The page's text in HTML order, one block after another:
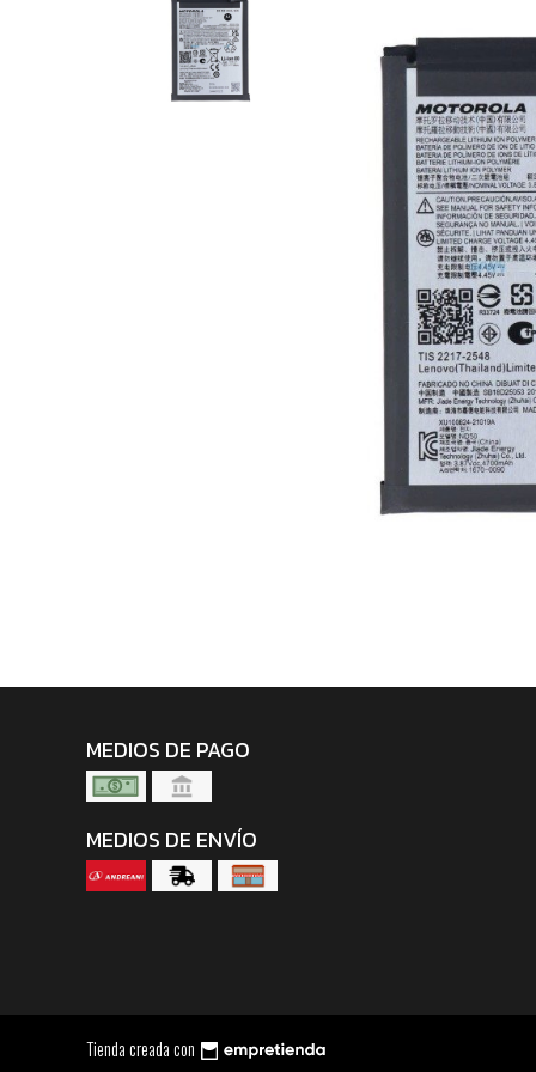
MEDIOS DE PAGO
MEDIOS DE ENVÍO
Tienda creada con